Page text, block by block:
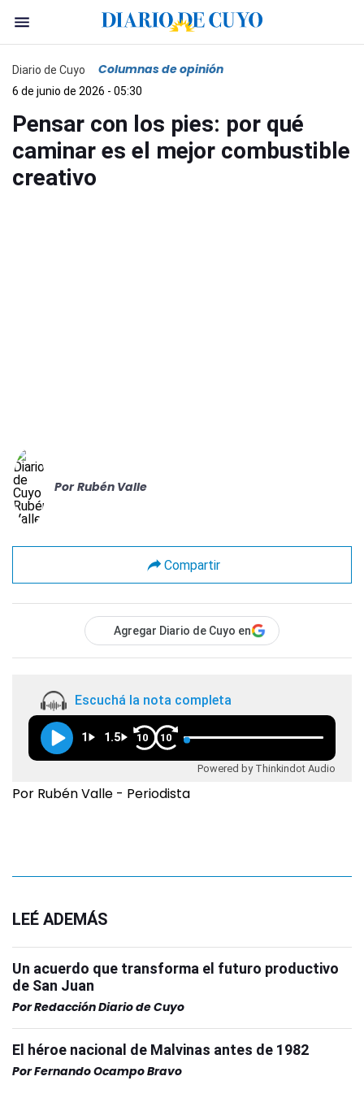
Diario de Cuyo Columnas de opinión
6 de junio de 2026 - 05:30
Pensar con los pies: por qué
caminar es el mejor combustible
creativo
Por Rubén Valle
Compartir
Agregar Diario de Cuyo en
Escuchá la nota completa
1 1.5 10 10
Powered by Thinkindot Audio
Por Rubén Valle - Periodista
LEÉ ADEMÁS
Un acuerdo que transforma el futuro productivo
de San Juan
PorRedacción Diario de Cuyo
El héroe nacional de Malvinas antes de 1982
PorFernando Ocampo Bravo